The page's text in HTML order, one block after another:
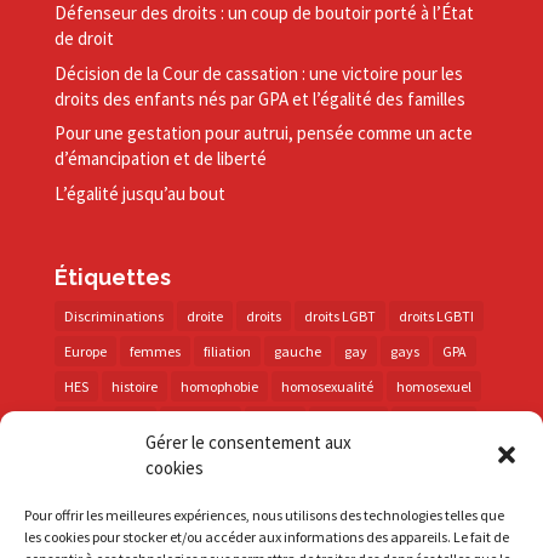
Gérer le consentement aux
cookies
Pour offrir les meilleures expériences, nous utilisons des technologies telles que
les cookies pour stocker et/ou accéder aux informations des appareils. Le fait de
Défenseur des droits : un coup de boutoir porté à l’État
de droit
Décision de la Cour de cassation : une victoire pour les
droits des enfants nés par GPA et l’égalité des familles
Pour une gestation pour autrui, pensée comme un acte
d’émancipation et de liberté
L’égalité jusqu’au bout
Étiquettes
Discriminations droite droits droits LGBT
droits LGBTI
Europe
femmes filiation gauche gay gays
GPA
HES
histoire homophobie homosexualité
homosexuel
personnes trans
PMA police propositions
prévention